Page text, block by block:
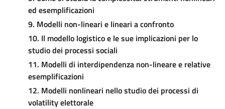
ed esemplificazioni
9. Modelli non-lineari e lineari a confronto
10. Il modello logistico e le sue implicazioni per lo
studio dei processi sociali
11. Modelli di interdipendenza non-lineare e relative
esemplificazioni
12. Modelli nonlineari nello studio dei processi di
volatility elettorale